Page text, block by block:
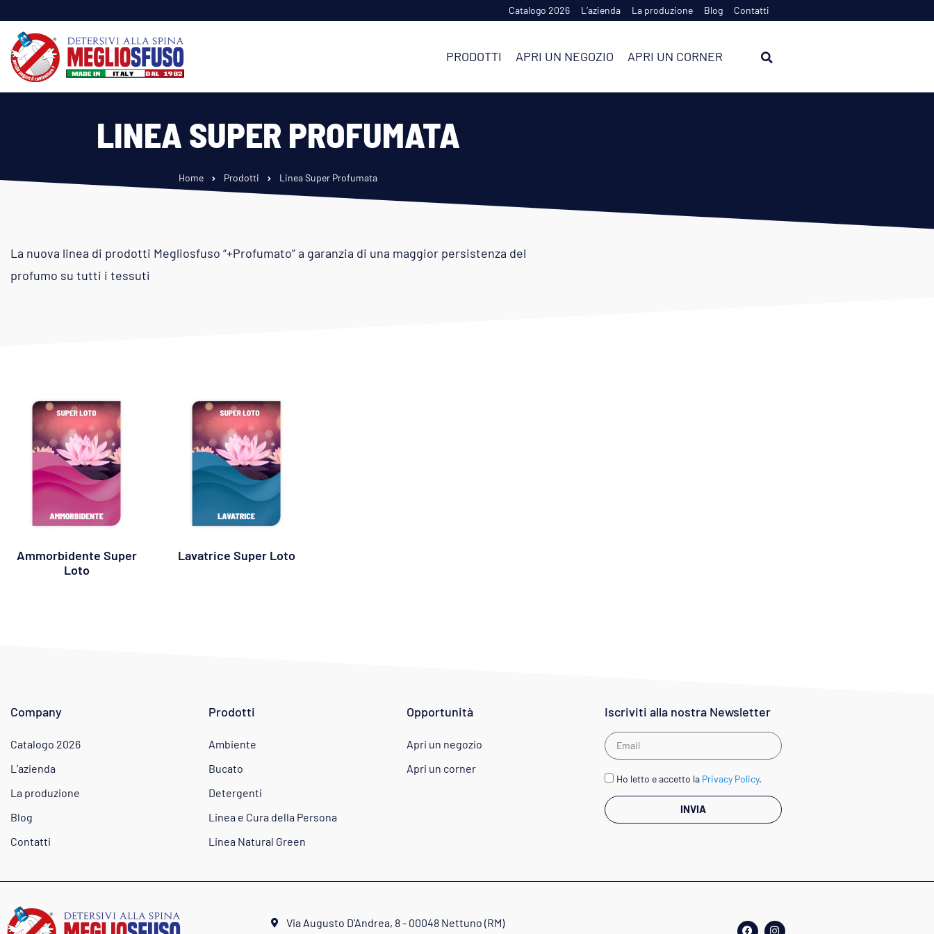
Catalogo 2026 L’azienda La produzione Blog Contatti
PRODOTTI APRI UN NEGOZIO APRI UN CORNER
LINEA SUPER PROFUMATA
Home Prodotti Linea Super Profumata
La nuova linea di prodotti Megliosfuso “+Profumato” a garanzia di una maggior persistenza del
profumo su tutti i tessuti
Ammorbidente Super
Loto
Lavatrice Super Loto
Company
Catalogo 2026
L’azienda
La produzione
Blog
Contatti
Prodotti
Ambiente
Bucato
Detergenti
Linea e Cura della Persona
Linea Natural Green
Opportunità
Apri un negozio
Apri un corner
Iscriviti alla nostra Newsletter
Ho letto e accetto la Privacy Policy.
INVIA
Via Augusto D'Andrea, 8 - 00048 Nettuno (RM)